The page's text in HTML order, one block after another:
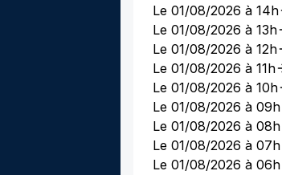
Le 01/08/2026 à 14h
Le 01/08/2026 à 13h
Le 01/08/2026 à 12h
Le 01/08/2026 à 11h
Le 01/08/2026 à 10h
Le 01/08/2026 à 09h
Le 01/08/2026 à 08h
Le 01/08/2026 à 07h
Le 01/08/2026 à 06h